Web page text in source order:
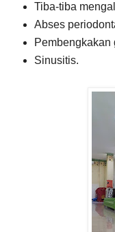
Tiba-tiba
Abses
Pembengkakan
Sinusitis.